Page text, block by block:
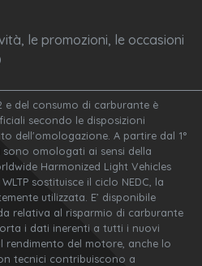
le promozioni, le occasioni
e del consumo di carburante è
secondo le disposizioni
dell'omologazione. A partire dal 1°
sono omologati ai sensi della
Harmonized Light Vehicles
sostituisce il ciclo NEDC, la
utilizzata. E’ disponibile
relativa al risparmio di carburante
i dati inerenti a tutti i nuovi
rendimento del motore, anche lo
tecnici contribuiscono a